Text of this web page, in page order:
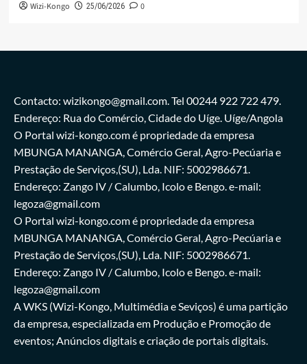
Wizi-Kongo 25/06/2026 0
Contacto: wizikongo@gmail.com. Tel 00244 922 722 479.
Endereço: Rua do Comércio, Cidade do Uíge. Uíge/Angola
O Portal wizi-kongo.com é propriedade da empresa
MBUNGA MANANGA, Comércio Geral, Agro-Pecúaria e
Prestação de Serviços,(SU), Lda. NIF: 5002986671.
Endereço: Zango IV / Calumbo, Icolo e Bengo. e-mail:
legoza@gmail.com
O Portal wizi-kongo.com é propriedade da empresa
MBUNGA MANANGA, Comércio Geral, Agro-Pecúaria e
Prestação de Serviços,(SU), Lda. NIF: 5002986671.
Endereço: Zango IV / Calumbo, Icolo e Bengo. e-mail:
legoza@gmail.com
A WKS (Wizi-Kongo, Multimédia e Seviços) é uma partição
da empresa, especializada em Produção e Promoção de
eventos; Anúncios digitais e criação de portais digitais.